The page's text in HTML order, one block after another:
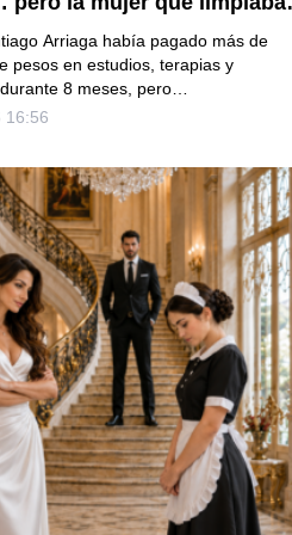
la verdad que nadie
Arriaga había pagado más de
pesos en estudios, terapias y
8 meses, pero…
16:56